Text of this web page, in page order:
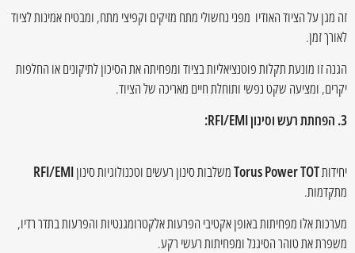
זה מגן על הציוד האודיו מפני נחשולי מתח מזיקים וקפיצי מתח, ומבטיח אמינות לציוד
לאורך זמן.
הגנה זו מונעת תקלות פוטנציאליות בציוד ומפחיתה את הסיכון לתיקונים או החלפות
יקרים, ומציעה שקט נפשי ותוחלת חיים מאריכה של הציוד.
3. הפחתת רעש וסינון RFI/EMI:
יחידותTorus Power TOTמשלבות סינון רעשים וטכנולוגיות סינוןRFI/EMI
מתקדמות.
מערכות אלו מפחיתות באופן אקטיבי הפרעות אלקטרומגנטיות והפרעות בתדר רדיו,
משפרת את טוהר הסיגנל ומפחיתות רעשי רקע.